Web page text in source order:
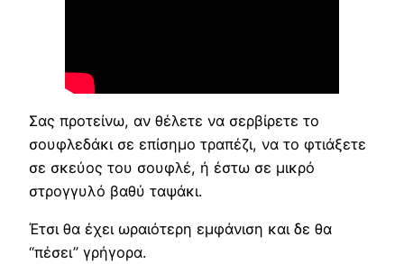
Σας προτείνω, αν θέλετε να σερβίρετε το
σουφλεδάκι σε επίσημο τραπέζι, να το φτιάξετε
σε σκεύος του σουφλέ, ή έστω σε μικρό
στρογγυλό βαθύ ταψάκι.
Έτσι θα έχει ωραιότερη εμφάνιση και δε θα
“πέσει” γρήγορα.